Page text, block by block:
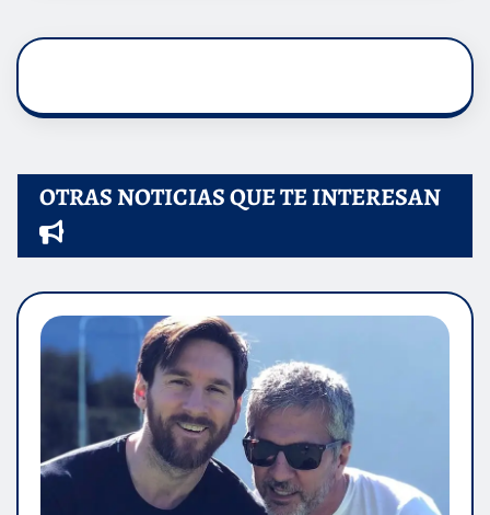
OTRAS NOTICIAS QUE TE INTERESAN